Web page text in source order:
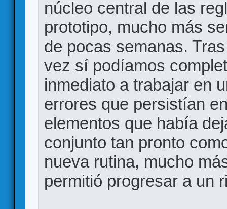
núcleo central de las
prototipo, mucho más
de pocas semanas.
vez sí podíamos
inmediato a trabajar en
errores que persistían
elementos que había
conjunto tan pronto
nueva rutina, mucho
permitió progresar a un